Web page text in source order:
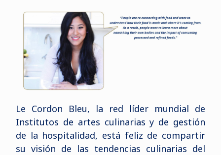
Le Cordon Bleu, la red líder mundial de
Institutos de artes culinarias y de gestión
de la hospitalidad, está feliz de compartir
su visión de las tendencias culinarias del